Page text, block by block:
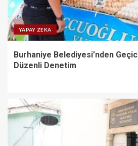
YAPAY ZEKA
Burhaniye Belediyesi’nden
Düzenli Denetim